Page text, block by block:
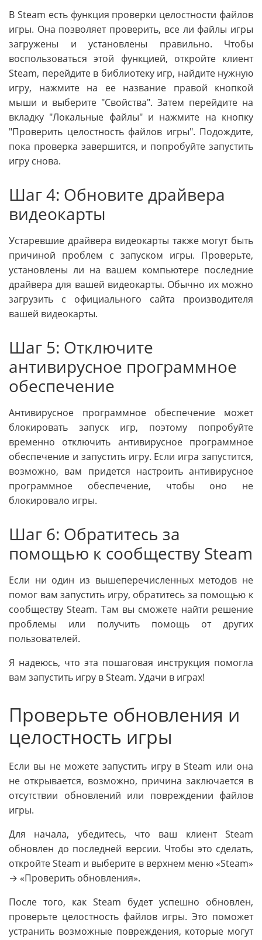
В Steam есть функция проверки целостности файлов
игры. Она позволяет проверить, все ли файлы игры
загружены и установлены правильно. Чтобы
воспользоваться этой функцией, откройте клиент
Steam, перейдите в библиотеку игр, найдите нужную
игру, нажмите на ее название правой кнопкой
мыши и выберите "Свойства". Затем перейдите на
вкладку "Локальные файлы" и нажмите на кнопку
"Проверить целостность файлов игры". Подождите,
пока проверка завершится, и попробуйте запустить
игру снова.
Шаг 4: Обновите драйвера
видеокарты
Устаревшие драйвера видеокарты также могут быть
причиной проблем с запуском игры. Проверьте,
установлены ли на вашем компьютере последние
драйвера для вашей видеокарты. Обычно их можно
загрузить с официального сайта производителя
вашей видеокарты.
Шаг 5: Отключите
антивирусное программное
обеспечение
Антивирусное программное обеспечение может
блокировать запуск игр, поэтому попробуйте
временно отключить антивирусное программное
обеспечение и запустить игру. Если игра запустится,
возможно, вам придется настроить антивирусное
программное обеспечение, чтобы оно не
блокировало игры.
Шаг 6: Обратитесь за
помощью к сообществу Steam
Если ни один из вышеперечисленных методов не
помог вам запустить игру, обратитесь за помощью к
сообществу Steam. Там вы сможете найти решение
проблемы или получить помощь от других
пользователей.
Я надеюсь, что эта пошаговая инструкция помогла
вам запустить игру в Steam. Удачи в играх!
Проверьте обновления и
целостность игры
Если вы не можете запустить игру в Steam или она
не открывается, возможно, причина заключается в
отсутствии обновлений или повреждении файлов
игры.
Для начала, убедитесь, что ваш клиент Steam
обновлен до последней версии. Чтобы это сделать,
откройте Steam и выберите в верхнем меню «Steam»
→ «Проверить обновления».
После того, как Steam будет успешно обновлен,
проверьте целостность файлов игры. Это поможет
устранить возможные повреждения, которые могут